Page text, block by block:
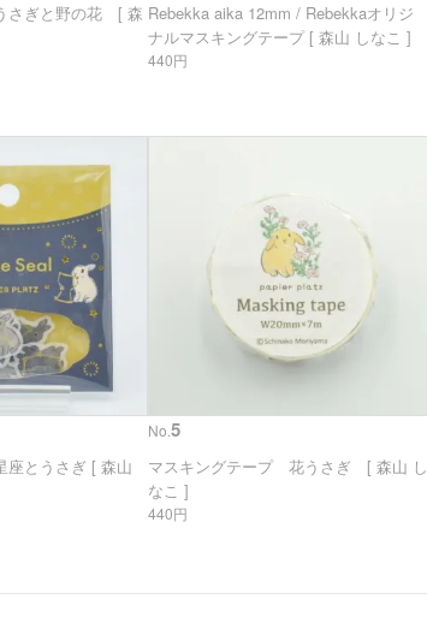
さぎと野の花 [ 森 Rebekka aika 12mm / Rebekkaオリジ
ナルマスキングテープ [ 森山 しなこ ]
440円
とうさぎ [ 森山
No. 5
マスキングテープ 花うさぎ [ 森山 し
なこ ]
440円